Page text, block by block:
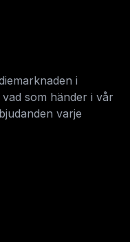
i
vad som händer i vår
varje